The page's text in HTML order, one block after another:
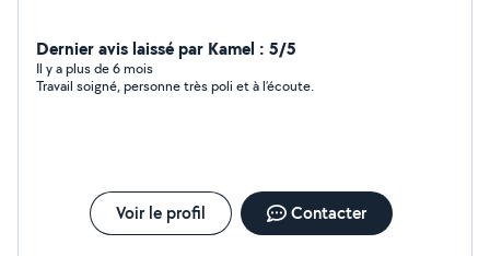
Dernier avis laissé par Kamel : 5/5
Il y a plus de 6 mois
Travail soigné, personne très poli et à l’écoute.
Voir le profil Contacter